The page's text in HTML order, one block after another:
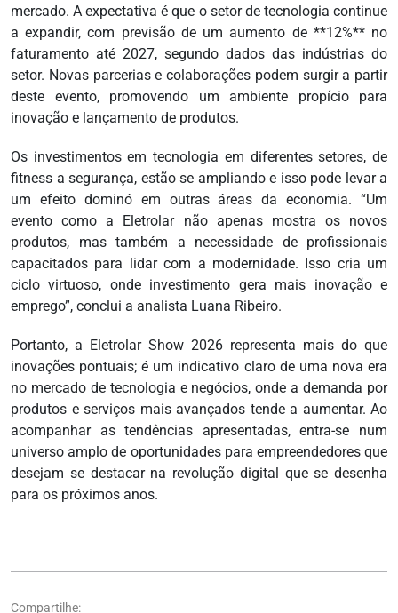
mercado. A expectativa é que o setor de tecnologia continue
a expandir, com previsão de um aumento de **12%** no
faturamento até 2027, segundo dados das indústrias do
setor. Novas parcerias e colaborações podem surgir a partir
deste evento, promovendo um ambiente propício para
inovação e lançamento de produtos.
Os investimentos em tecnologia em diferentes setores, de
fitness a segurança, estão se ampliando e isso pode levar a
um efeito dominó em outras áreas da economia. “Um
evento como a Eletrolar não apenas mostra os novos
produtos, mas também a necessidade de profissionais
capacitados para lidar com a modernidade. Isso cria um
ciclo virtuoso, onde investimento gera mais inovação e
emprego”, conclui a analista Luana Ribeiro.
Portanto, a Eletrolar Show 2026 representa mais do que
inovações pontuais; é um indicativo claro de uma nova era
no mercado de tecnologia e negócios, onde a demanda por
produtos e serviços mais avançados tende a aumentar. Ao
acompanhar as tendências apresentadas, entra-se num
universo amplo de oportunidades para empreendedores que
desejam se destacar na revolução digital que se desenha
para os próximos anos.
Compartilhe: